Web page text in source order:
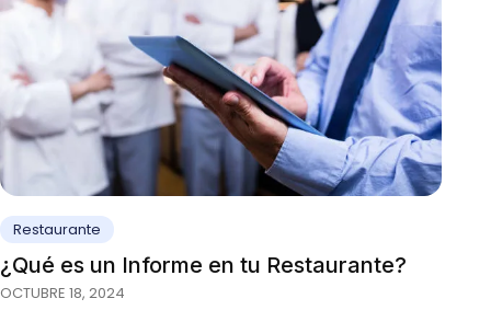
Restaurante
¿Qué es un Informe en tu Restaurante?
OCTUBRE 18, 2024